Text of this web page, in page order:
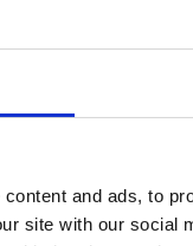
and ads, to
site with our
il designer,
del fotografo.